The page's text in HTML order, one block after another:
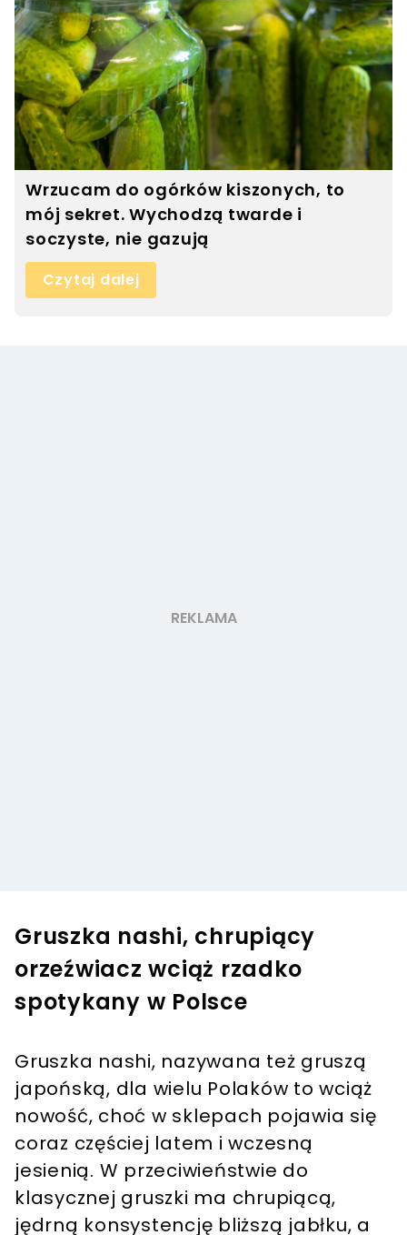
Wrzucam do ogórków kiszonych, to
mój sekret. Wychodzą twarde i
soczyste, nie gazują
Czytaj dalej
Gruszka nashi, chrupiący
orzeźwiacz wciąż rzadko
spotykany w Polsce
Gruszka nashi, nazywana też gruszą
japońską, dla wielu Polaków to wciąż
nowość, choć w sklepach pojawia się
coraz częściej latem i wczesną
jesienią. W przeciwieństwie do
klasycznej gruszki ma chrupiącą,
jędrną konsystencję bliższą jabłku, a